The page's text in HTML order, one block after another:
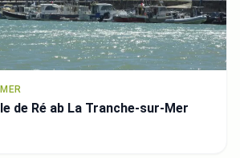
de Ré ab La Tranche-sur-Mer